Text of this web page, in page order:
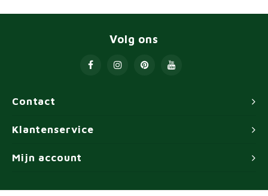
Contact
Volg ons
Klantenservice
Mijn account